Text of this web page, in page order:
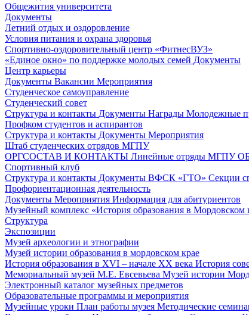
Общежития университета
Документы
Летний отдых и оздоровление
Условия питания и охрана здоровья
Спортивно-оздоровительный центр «ФитнесВУЗ»
«Единое окно» по поддержке молодых семей Документы
Центр карьеры
Документы Вакансии Мероприятия
Студенческое самоуправление
Студенческий совет
Структура и контакты Документы Награды Молодежные
Профком студентов и аспирантов
Структура и контакты Документы Мероприятия
Штаб студенческих отрядов МГПУ
ОРГСОСТАВ И КОНТАКТЫ Линейные отряды МГПУ
Спортивный клуб
Структура и контакты Документы ВФСК «ГТО» Секции
Профориентационная деятельность
Документы Мероприятия Информация для абитуриентов
Музейный комплекс «История образования в Мордовском
Структура
Экспозиции
Музей археологии и этнографии
Музей истории образования в мордовском крае
История образования в XVI – начале XX века История
Мемориальный музей М.Е. Евсевьева Музей истории
Электронный каталог музейных предметов
Образовательные программы и мероприятия
Музейные уроки План работы музея Методические